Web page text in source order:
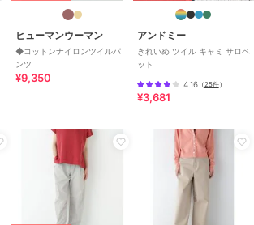
ヒューマンウーマン
◆コットンナイロンツイルパ
ンツ
¥9,350
アンドミー
きれいめ ツイル キャミ サロペ
ット
4.16（25件）
¥3,681